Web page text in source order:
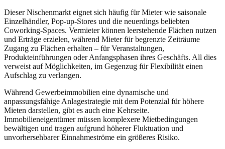
Dieser Nischenmarkt eignet sich häufig für Mieter wie saisonale
Einzelhändler, Pop-up-Stores und die neuerdings beliebten
Coworking-Spaces. Vermieter können leerstehende Flächen nutzen
und Erträge erzielen, während Mieter für begrenzte Zeiträume
Zugang zu Flächen erhalten – für Veranstaltungen,
Produkteinführungen oder Anfangsphasen ihres Geschäfts. All dies
verweist auf Möglichkeiten, im Gegenzug für Flexibilität einen
Aufschlag zu verlangen.
Während Gewerbeimmobilien eine dynamische und
anpassungsfähige Anlagestrategie mit dem Potenzial für höhere
Mieten darstellen, gibt es auch eine Kehrseite.
Immobilieneigentümer müssen komplexere Mietbedingungen
bewältigen und tragen aufgrund höherer Fluktuation und
unvorhersehbarer Einnahmeströme ein größeres Risiko.